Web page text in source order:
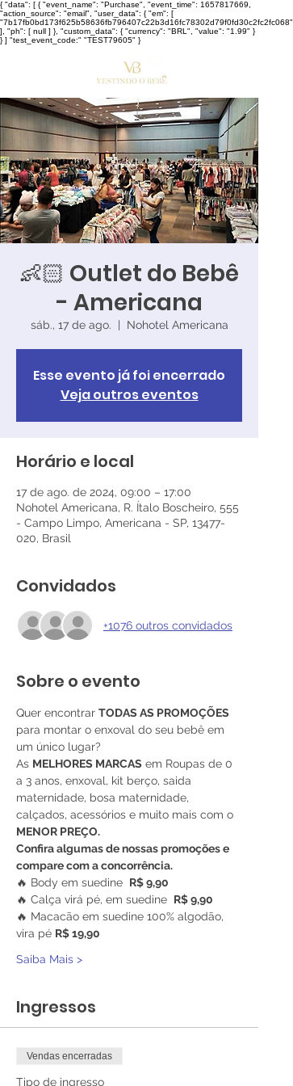
{ "data": [ { "event_name": "Purchase", "event_time": 1657817669,
"action_source": "email", "user_data": { "em": [
"7b17fb0bd173f625b58636fb796407c22b3d16fc78302d79f0fd30c2fc2fc068"
], "ph": [ null ] }, "custom_data": { "currency": "BRL", "value": "1.99" }
} ] "test_event_code:" "TEST79605" }
👶🏻 Outlet do Bebê
- Americana
sáb., 17 de ago. Nohotel Americana
Esse evento já foi encerrado
Veja outros eventos
Horário e local
17 de ago. de 2024, 09:00 – 17:00
Nohotel Americana, R. Ítalo Boscheiro, 555
- Campo Limpo, Americana - SP, 13477-
020, Brasil
Convidados
+1076 outros convidados
Sobre o evento
Quer encontrar TODAS AS PROMOÇÕES
para montar o enxoval do seu bebê em
um único lugar?
As MELHORES MARCAS em Roupas de 0
a 3 anos, enxoval, kit berço, saida
maternidade, bosa maternidade,
calçados, acessórios e muito mais com o
MENOR PREÇO.
Confira algumas de nossas promoções e
compare com a concorrência.
🔥 Body em suedine R$ 9,90
🔥 Calça virá pé, em suedine R$ 9,90
🔥 Macacão em suedine 100% algodão,
vira pé R$ 19,90
Saiba Mais >
Ingressos
Vendas encerradas
Tipo de ingresso